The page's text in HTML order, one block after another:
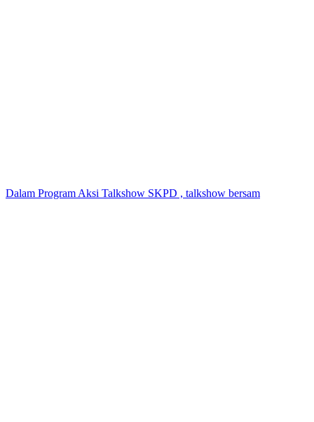
Dalam Program Aksi Talkshow SKPD , talkshow bersam